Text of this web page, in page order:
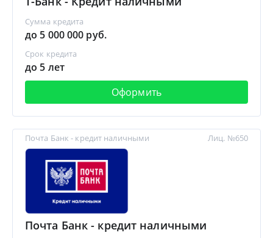
Сумма кредита
до 5 000 000 руб.
Срок кредита
до 5 лет
Оформить
Почта Банк - кредит наличными
Почта Банк - кредит наличными
Лиц. №650